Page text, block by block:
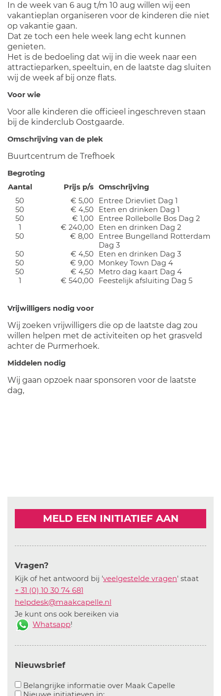
In de week van 6 aug t/m 10 aug willen wij een
vakantieplan organiseren voor de kinderen die niet
op vakantie gaan.
Dat ze toch een hele week lang echt kunnen
genieten.
Het is de bedoeling dat wij in die week naar een
attractieparken, speeltuin, en de laatste dag sluiten
wij de week af bij onze flats.
Voor wie
Voor alle kinderen die officieel ingeschreven staan
bij de kinderclub Oostgaarde.
Omschrijving van de plek
Buurtcentrum de Trefhoek
Begroting
Aantal
Prijs p/s Omschrijving
50
€ 5,00
Entree Drievliet Dag 1
50
€ 4,50
Eten en drinken Dag 1
50
€ 1,00
Entree Rollebolle Bos Dag 2
1
€ 240,00
Eten en drinken Dag 2
50
€ 8,00
Entree Bungelland Rotterdam
Dag 3
50
€ 4,50
Eten en drinken Dag 3
50
€ 9,00
Monkey Town Dag 4
50
€ 4,50
Metro dag kaart Dag 4
1
€ 540,00 Feestelijk afsluiting Dag 5
Vrijwilligers nodig voor
Wij zoeken vrijwilligers die op de laatste dag zou
willen helpen met de activiteiten op het grasveld
achter de Purmerhoek.
Middelen nodig
Wij gaan opzoek naar sponsoren voor de laatste
dag,
MELD EEN INITIATIEF AAN
Vragen?
Kijk of het antwoord bij 'veelgestelde vragen' staat
+ 31 (0) 10 30 74 681
helpdesk@maakcapelle.nl
Je kunt ons ook bereiken via
Whatsapp!
Nieuwsbrief
Belangrijke informatie over Maak CapelleAanvinken
Aanvinken om informatie over